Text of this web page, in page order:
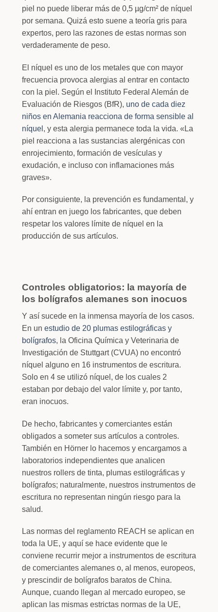
piel no puede liberar más de 0,5 µg/cm² de níquel
por semana. Quizá esto suene a teoría gris para
expertos, pero las razones de estas normas son
verdaderamente de peso.
El níquel es uno de los metales que con mayor
frecuencia provoca alergias al entrar en contacto
con la piel. Según el Instituto Federal Alemán de
Evaluación de Riesgos (BfR), uno de cada diez
niños en Alemania reacciona de forma sensible al
níquel , y esta alergia permanece toda la vida. «La
piel reacciona a las sustancias alergénicas con
enrojecimiento, formación de vesículas y
exudación, e incluso con inflamaciones más
graves».
Por consiguiente, la prevención es fundamental, y
ahí entran en juego los fabricantes, que deben
respetar los valores límite de níquel en la
producción de sus artículos.
Controles obligatorios: la mayoría de
los bolígrafos alemanes son inocuos
Y así sucede en la inmensa mayoría de los casos.
En un estudio de 20 plumas estilográficas y
bolígrafos, la Oficina Química y Veterinaria de
Investigación de Stuttgart (CVUA) no encontró
níquel alguno en 16 instrumentos de escritura.
Solo en 4 se utilizó níquel, de los cuales 2
estaban por debajo del valor límite y, por tanto,
eran inocuos.
De hecho, fabricantes y comerciantes están
obligados a someter sus artículos a controles.
También en Hörner lo hacemos y encargamos a
laboratorios independientes que analicen
nuestros rollers de tinta, plumas estilográficas y
bolígrafos; naturalmente, nuestros instrumentos de
escritura no representan ningún riesgo para la
salud.
Las normas del reglamento REACH se aplican en
toda la UE, y aquí se hace evidente que le
conviene recurrir mejor a instrumentos de escritura
de comerciantes alemanes o, al menos, europeos,
y prescindir de bolígrafos baratos de China.
Aunque, cuando llegan al mercado europeo, se
aplican las mismas estrictas normas de la UE,